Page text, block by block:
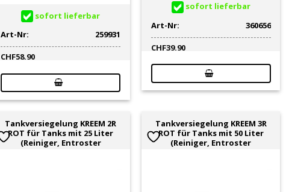
sofort lieferbar
Art-Nr:
259931
CHF58.90
sofort lieferbar
Art-Nr:
360656
CHF39.90
Tankversiegelung KREEM 2R
ROT für Tanks mit 25 Liter
(Reiniger, Entroster
Tankversiegelung KREEM 3R
ROT für Tanks mit 50 Liter
(Reiniger, Entroster